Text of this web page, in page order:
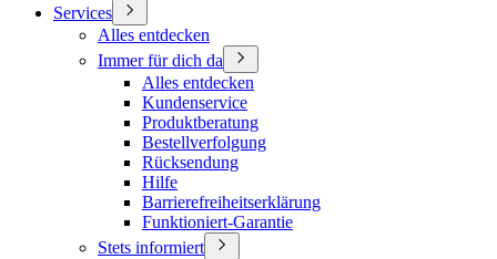
Services
Alles entdecken
Immer für dich da
Alles entdecken
Kundenservice
Produktberatung
Bestellverfolgung
Rücksendung
Hilfe
Barrierefreiheitserklärung
Funktioniert-Garantie
Stets informiert